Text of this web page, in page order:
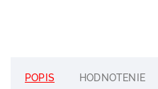
POPIS HODNOTENIE